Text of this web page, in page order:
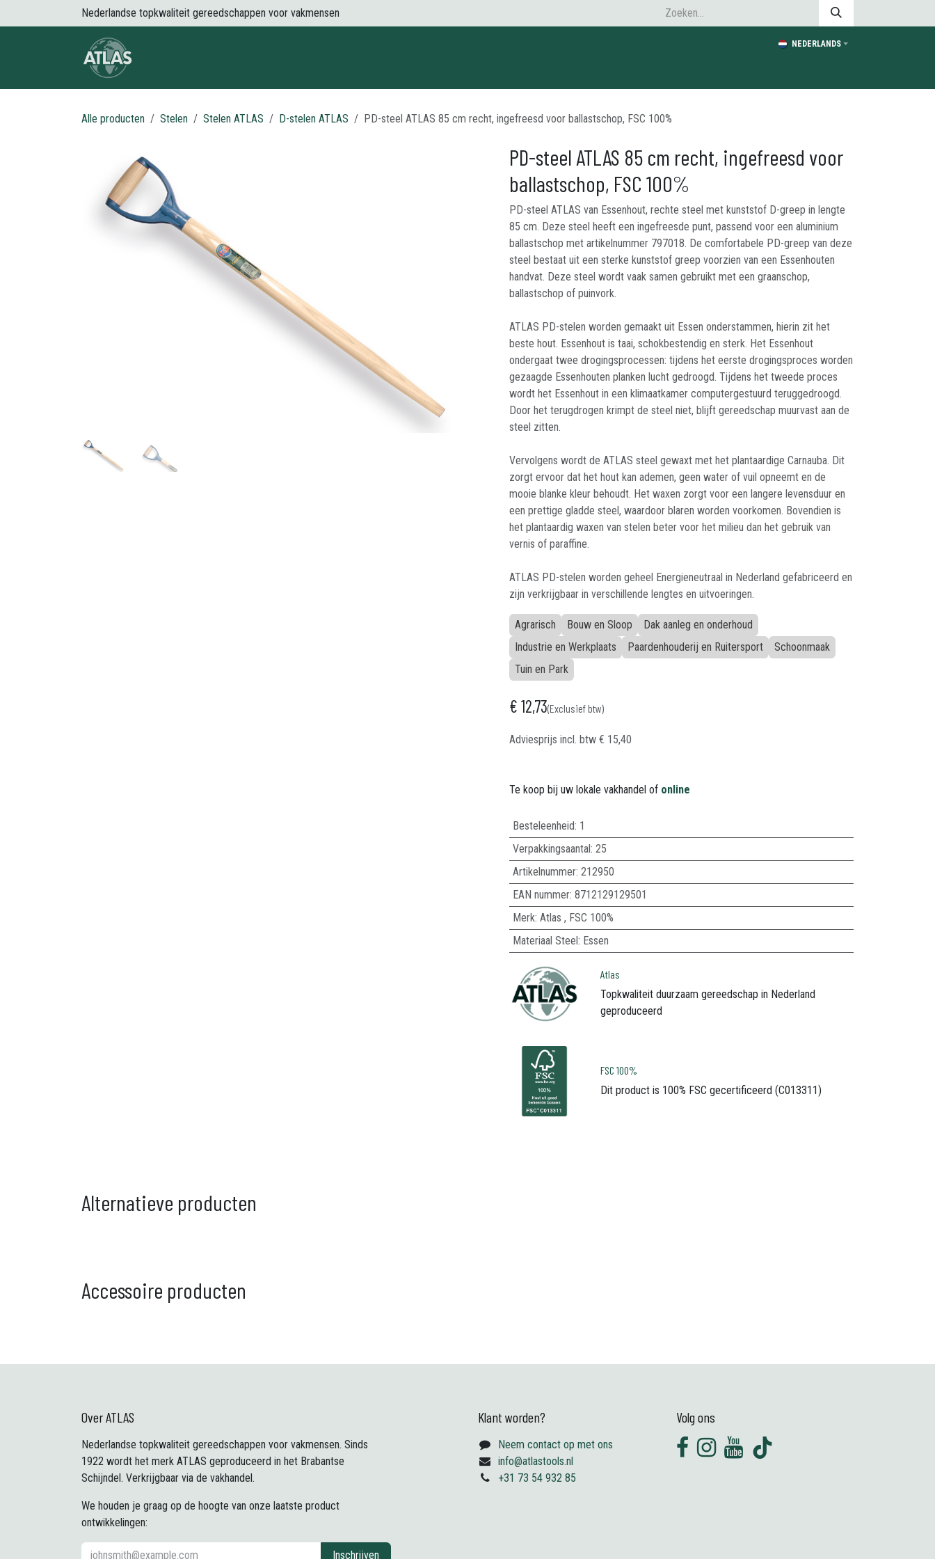
Overslaan naar inhoudNederlandse topkwaliteit gereedschappen voor vakmensen
NEDERLANDS
Alle producten Stelen Stelen ATLAS D-stelen ATLAS PD-steel ATLAS 85 cm recht, ingefreesd voor ballastschop, FSC 100%
PD-steel ATLAS 85 cm recht, ingefreesd voor
ballastschop, FSC 100%
PD-steel ATLAS van Essenhout, rechte steel met kunststof D-greep in lengte
85 cm. Deze steel heeft een ingefreesde punt, passend voor een aluminium
ballastschop met artikelnummer 797018. De comfortabele PD-greep van deze
steel bestaat uit een sterke kunststof greep voorzien van een Essenhouten
handvat. Deze steel wordt vaak samen gebruikt met een graanschop,
ballastschop of puinvork.
ATLAS PD-stelen worden gemaakt uit Essen onderstammen, hierin zit het
beste hout. Essenhout is taai, schokbestendig en sterk. Het Essenhout
ondergaat twee drogingsprocessen: tijdens het eerste drogingsproces worden
gezaagde Essenhouten planken lucht gedroogd. Tijdens het tweede proces
wordt het Essenhout in een klimaatkamer computergestuurd teruggedroogd.
Door het terugdrogen krimpt de steel niet, blijft gereedschap muurvast aan de
steel zitten.
Vervolgens wordt de ATLAS steel gewaxt met het plantaardige Carnauba. Dit
zorgt ervoor dat het hout kan ademen, geen water of vuil opneemt en de
mooie blanke kleur behoudt. Het waxen zorgt voor een langere levensduur en
een prettige gladde steel, waardoor blaren worden voorkomen. Bovendien is
het plantaardig waxen van stelen beter voor het milieu dan het gebruik van
vernis of paraffine.
ATLAS PD-stelen worden geheel Energieneutraal in Nederland gefabriceerd en
zijn verkrijgbaar in verschillende lengtes en uitvoeringen.
Agrarisch Bouw en Sloop
Dak aanleg en onderhoud
Industrie en Werkplaats
Paardenhouderij en Ruitersport
Schoonmaak
Tuin en Park
€ 12,73(Exclusief btw)
Adviesprijs incl. btw € 15,40
Te koop bij uw lokale vakhandel of online
Besteleenheid: 1
Verpakkingsaantal: 25
Artikelnummer: 212950
EAN nummer: 8712129129501
Merk: Atlas , FSC 100%
Materiaal Steel: Essen
Atlas
Topkwaliteit duurzaam gereedschap in Nederland
geproduceerd
FSC 100%
Dit product is 100% FSC gecertificeerd (C013311)
Alternatieve producten
Accessoire producten
Over ATLAS
Nederlandse topkwaliteit gereedschappen voor vakmensen. Sinds
1922 wordt het merk ATLAS geproduceerd in het Brabantse
Schijndel. Verkrijgbaar via de vakhandel.
We houden je graag op de hoogte van onze laatste product
ontwikkelingen:
Inschrijven
Klant worden?
Neem contact op met ons
info@atlastools.nl
+31 73 54 932 85
Volg ons